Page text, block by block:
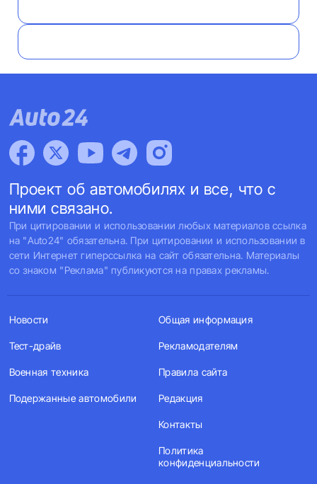
Проект об автомобилях и все, что с
ними связано.
При цитировании и использовании любых материалов ссылка
на "Auto24" обязательна. При цитировании и использовании в
сети Интернет гиперссылка на сайт обязательна. Материалы
со знаком "Реклама" публикуются на правах рекламы.
Новости
Тест-драйв
Военная техника
Подержанные автомобили
Общая информация
Рекламодателям
Правила сайта
Редакция
Контакты
Политика
конфиденциальности